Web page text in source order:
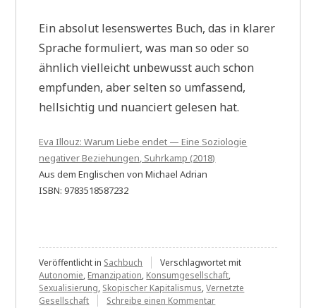
Ein absolut lesenswertes Buch, das in klarer
Sprache formuliert, was man so oder so
ähnlich vielleicht unbewusst auch schon
empfunden, aber selten so umfassend,
hellsichtig und nuanciert gelesen hat.
Eva Illouz: Warum Liebe endet — Eine Soziologie
negativer Beziehungen, Suhrkamp (2018)
Aus dem Englischen von Michael Adrian
ISBN: 9783518587232
Veröffentlicht in Sachbuch
Verschlagwortet mit
Autonomie, Emanzipation, Konsumgesellschaft,
Sexualisierung, Skopischer Kapitalismus,Vernetzte
Gesellschaft
Schreibe einen Kommentarzu